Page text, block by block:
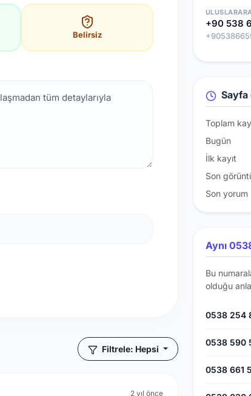
Belirsiz
Filtrele: Hepsi
2 yıl önce
+90 538
Toplam
Bugün
İlk kayıt
Son
Son yorum
Aynı
Bu
olduğu
0538 254
0538 590
0538 661